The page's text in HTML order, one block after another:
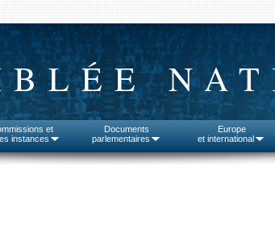
et
instances
Documents
parlementaires
Europe
et international